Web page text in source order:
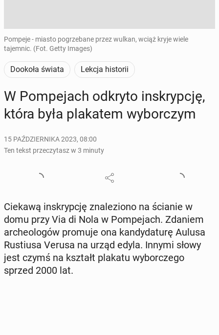
Pompeje - miasto pogrzebane przez wulkan, wciąż kryje wiele
tajemnic. (Fot. Getty Images)
Dookoła świata Lekcja historii
W Pom­pe­jach odkryto in­skryp­cję,
która była pla­ka­tem wy­bor­czym
15 PAŹDZIERNIKA 2023, 08:00
Ten tekst przeczytasz w 3 minuty
Ciekawą in­skryp­cję zna­le­zio­no na ścianie w
domu przy Via di Nola w Pom­pe­jach. Zdaniem
ar­che­olo­gów promuje ona kan­dy­da­tu­rę Aulusa
Ru­stiu­sa Verusa na urząd edyla. Innymi słowy
jest czymś na kształt plakatu wy­bor­cze­go
sprzed 2000 lat.